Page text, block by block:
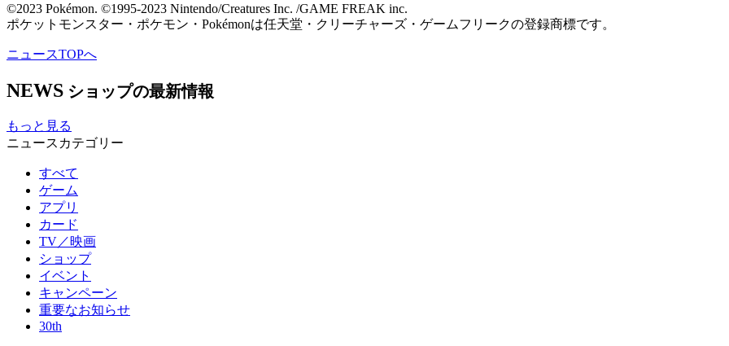
©2023 Pokémon. ©1995-2023 Nintendo/Creatures Inc. /GAME FREAK inc.
ポケットモンスター・ポケモン・Pokémonは任天堂・クリーチャーズ・ゲームフリークの登録商標です。
ニュースTOPへ
NEWS ショップの最新情報
もっと見る
ニュースカテゴリー
すべて
ゲーム
アプリ
カード
TV／映画
ショップ
イベント
キャンペーン
重要なお知らせ
30th